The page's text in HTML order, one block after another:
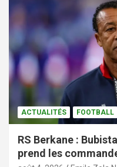
ACTUALITÉS FOOTBALL
RS Berkane :
prend les